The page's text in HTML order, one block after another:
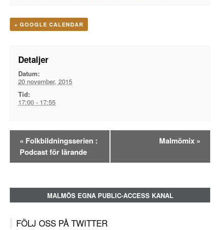
+ GOOGLE CALENDAR
Detaljer
Datum:
20 november, 2015
Tid:
17:00 - 17:55
Evenemangsnavigation
« Folkbildningsserien :
Podcast för lärande
Malmömix »
MALMÖS EGNA PUBLIC-ACCESS KANAL
FÖLJ OSS PÅ TWITTER